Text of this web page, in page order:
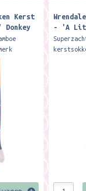
Kerst
Tex
is zacht,
- 'A
Robin
zijn